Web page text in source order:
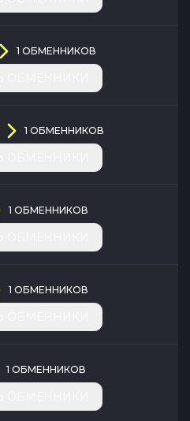
1 ОБМЕННИКОВ
1 ОБМЕННИКОВ
1 ОБМЕННИКОВ
1 ОБМЕННИКОВ
1 ОБМЕННИКОВ